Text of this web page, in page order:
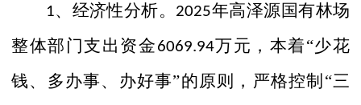
1、经济性分析。 2025年高泽源国有林场
整体部门支出资金6069.94万元，本着“少花
钱、多办事、办好事”的原则，严格控制“三